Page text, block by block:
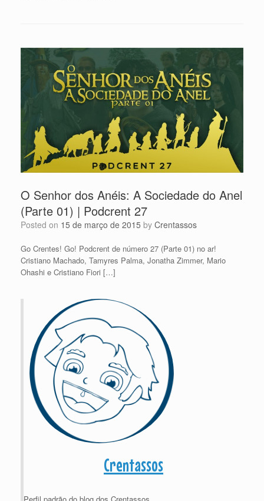
O Senhor dos Anéis: A Sociedade do Anel
(Parte 01) | Podcrent 27
Posted on 15 de março de 2015 by Crentassos
Go Crentes! Go! Podcrent de número 27 (Parte 01) no ar!
Cristiano Machado, Tamyres Palma, Jonatha Zimmer, Mario
Ohashi e Cristiano Fiori […]
Crentassos